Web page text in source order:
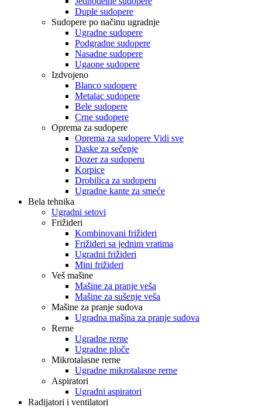
Duple sudopere
Sudopere po načinu ugradnje
Ugradne sudopere
Podgradne sudopere
Nasadne sudopere
Ugaone sudopere
Izdvojeno
Blanco sudopere
Metalac sudopere
Bele sudopere
Crne sudopere
Oprema za sudopere
Oprema za sudopere Vidi sve
Daske za sečenje
Dozer za sudoperu
Korpice
Drobilica za sudoperu
Ugradne kante za smeće
Bela tehnika
Ugradni setovi
Frižideri
Kombinovani frižideri
Frižideri sa jednim vratima
Ugradni frižideri
Mini frižideri
Veš mašine
Mašine za pranje veša
Mašine za sušenje veša
Mašine za pranje sudova
Ugradna mašina za pranje sudova
Rerne
Ugradne rerne
Ugradne ploče
Mikrotalasne rerne
Ugradne mikrotalasne rerne
Aspiratori
Ugradni aspiratori
Radijatori i ventilatori